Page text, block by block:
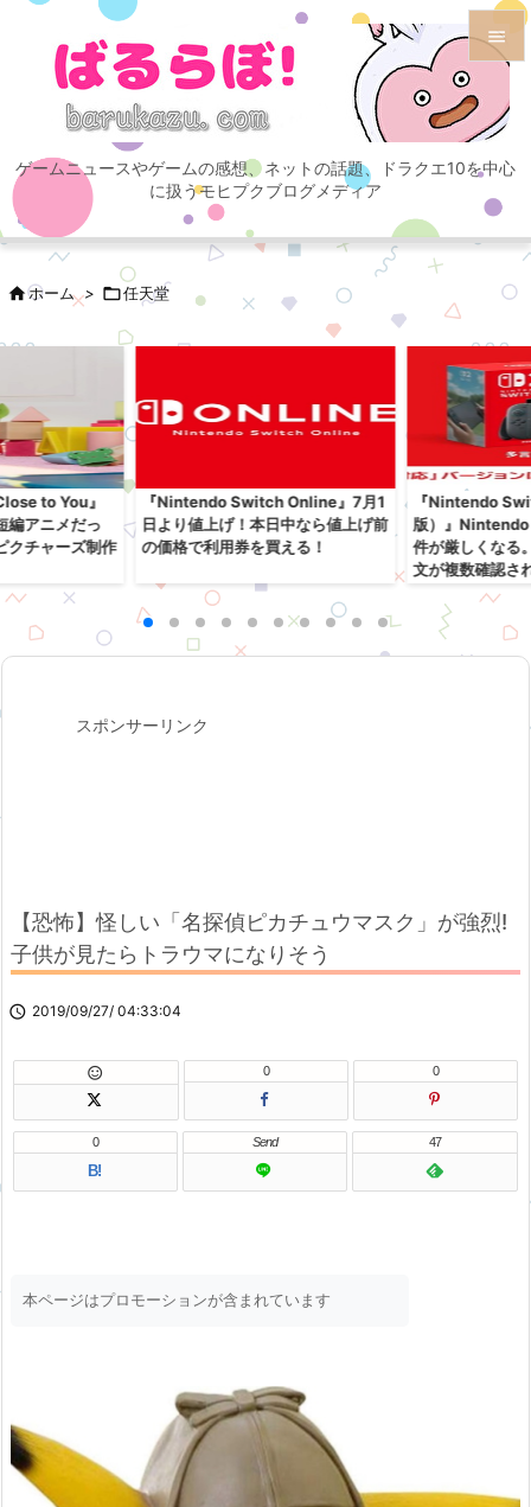
ゲームニュースやゲームの感想、ネットの話題、ドラクエ10を中心
に扱うモヒプクブログメディア

メニュ

サイド

次へ
ホーム > 任天堂
to You』
編アニメだっ
クチャーズ制作
『Nintendo Switch Online』7月1
日より値上げ！本日中なら値上げ前
の価格で利用券を買える！
『Nintendo
版）』
件が厳しくなる
文が複数確認さ
スポンサーリンク
【恐怖】怪しい「名探偵ピカチュウマスク」が強烈!
子供が見たらトラウマになりそう
 2019/09/27/ 04:33:04
 0 0
B!
0 Send 47
本ページはプロモーションが含まれています